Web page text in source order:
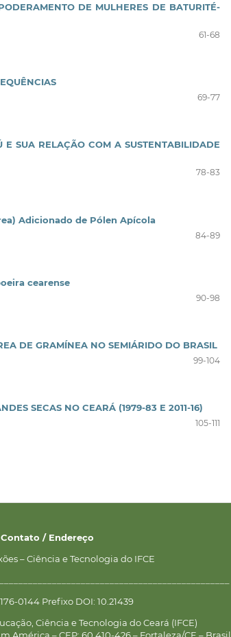
DE MULHERES DE BATURITÉ-
61-68
69-77
SUA RELAÇÃO COM A SUSTENTABILIDADE
78-83
Adicionado de Pólen Apícola
84-89
cearense
90-98
DE GRAMÍNEA NO SEMIÁRIDO DO BRASIL
99-104
SECAS NO CEARÁ (1979-83 E 2011-16)
105-111
Contato / Endereço
– Ciência e Tecnologia do IFCE
0144 Prefixo DOI: 10.21439
Ciência e Tecnologia do Ceará (IFCE)